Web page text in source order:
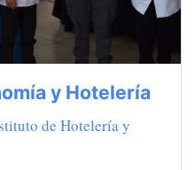
y Hotelería
de Hotelería y